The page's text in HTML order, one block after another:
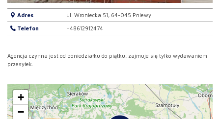
Adres ul. Wroniecka 51, 64-045 Pniewy
Telefon +48612912474
Agencja czynna jest od poniedziałku do piątku, zajmuje się tylko wydawaniem
przesyłek.
+
−